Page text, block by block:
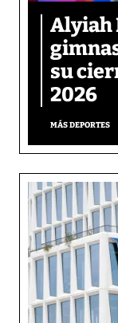
Alyiah
su
2026
MÁS DEPORTES